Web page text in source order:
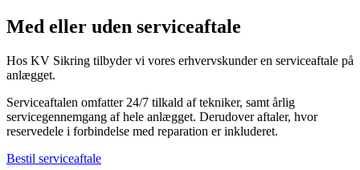
Med eller uden serviceaftale
Hos KV Sikring tilbyder vi vores erhvervskunder en serviceaftale på
anlægget.
Serviceaftalen omfatter 24/7 tilkald af tekniker, samt årlig
servicegennemgang af hele anlægget. Derudover aftaler, hvor
reservedele i forbindelse med reparation er inkluderet.
Bestil serviceaftale